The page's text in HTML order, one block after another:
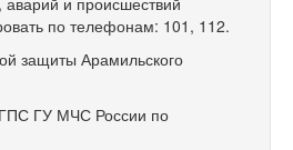
по телефонам: 101, 112.
защиты Арамильского
ГУ МЧС России по